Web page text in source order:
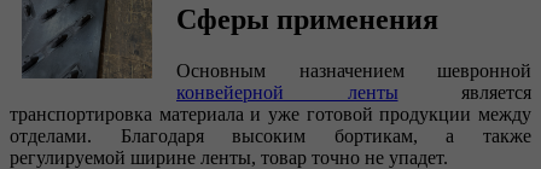
Сферы применения
Основным назначением шевронной
конвейерной ленты является
транспортировка материала и уже готовой продукции между
отделами. Благодаря высоким бортикам, а также
регулируемой ширине ленты, товар точно не упадет.